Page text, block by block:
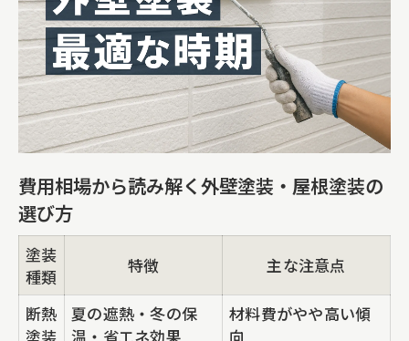
費用相場から読み解く外壁塗装・屋根塗装の
選び方
塗装
種類
特徴 主な注意点
断熱
塗装
夏の遮熱・冬の保
温・省エネ効果
材料費がやや高い傾
向